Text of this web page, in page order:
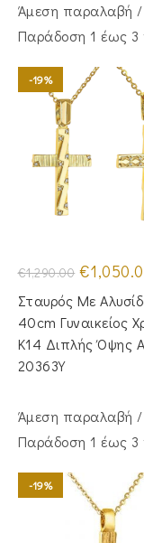
Άμεση παραλαβή /
Παράδoση 1 έως 3
-19%
€1,290.00 Original
price
was:
€1,290.00.
€
Σταυρός Mε
40cm Γυναικείος
Κ14 Διπλής Όψης
20363Y
Άμεση παραλαβή /
Παράδoση 1 έως 3
-19%